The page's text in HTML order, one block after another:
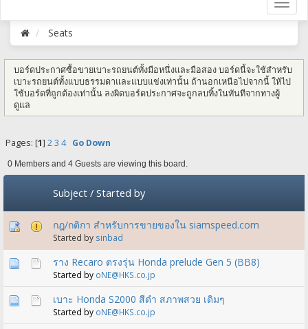
Seats
บอร์ดประกาศซื้อขายเบาะรถยนต์ทั้งมือหนึ่งและมือสอง บอร์ดนี้จะใช้สำหรับ
เบาะรถยนต์ทั้งแบบธรรมดาและแบบแข่งเท่านั้น ถ้านอกเหนือไปจากนี้ ให้ไป
ใช้บอร์ดที่ถูกต้องเท่านั้น ลงผิดบอร์ดประกาศจะถูกลบทิ้งในทันทีจากทางผู้
ดูแล
Pages: [1] 2 3 4 Go Down
0 Members and 4 Guests are viewing this board.
Subject / Started by
กฎ​/กติกา สำหรับการขายของใน siamspeed.com
Started by sinbad
ราง Recaro ตรงรุ่น Honda prelude Gen 5 (BB8)
Started by oNE@HKS.co.jp
เบาะ Honda S2000 สีดำ สภาพสวย เดิมๆ
Started by oNE@HKS.co.jp